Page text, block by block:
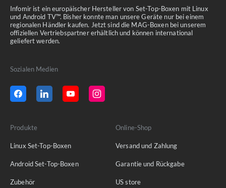
Infomir ist ein europäischer Hersteller von Set-Top-Boxen mit Linux
und Android TV™. Bisher konnte man unsere Geräte nur bei einem
regionalen Händler kaufen. Jetzt sind die MAG-Boxen bei unserem
offiziellen Vertriebspartner erhältlich und können international
geliefert werden.
Sozialen Medien
Produkte
Linux Set-Top-Boxen
Android Set-Top-Boxen
Zubehör
Online-Shop
Versand und Zahlung
Garantie und Rückgabe
US store